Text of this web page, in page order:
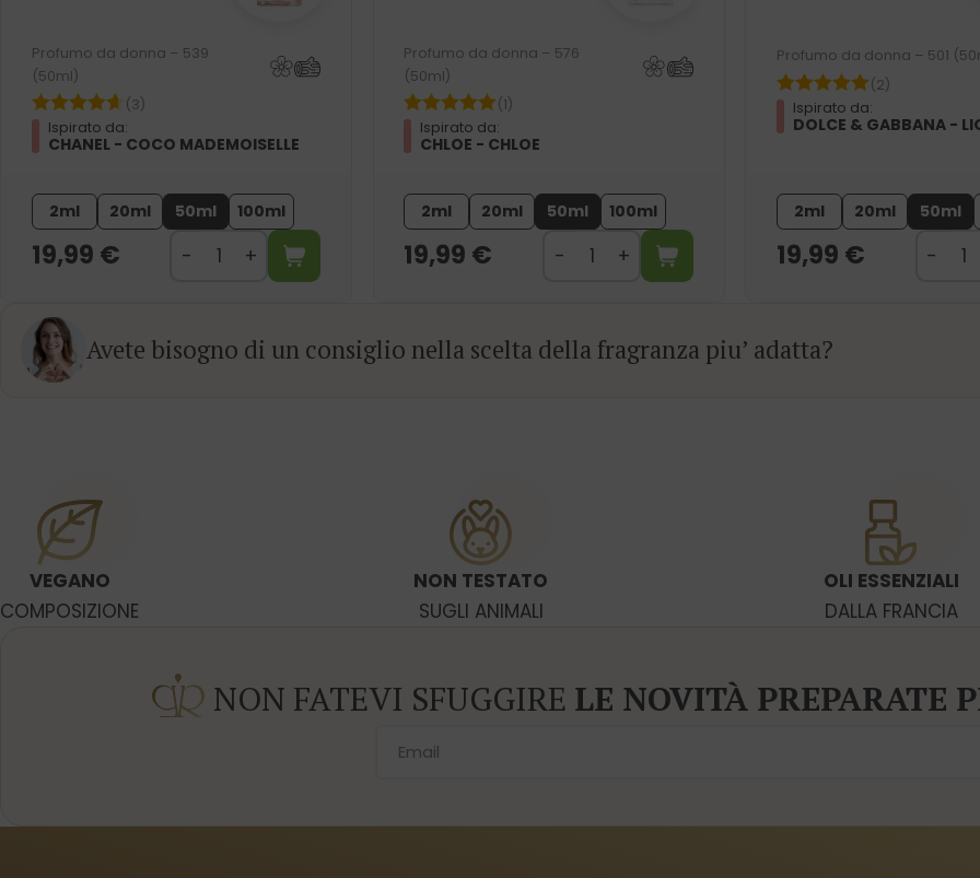
Profumo da donna – 539
(50ml)
(3)
Ispirato da:
CHANEL - COCO MADEMOISELLE
2ml 20ml 50ml 100ml
19,99 €
Profumo da donna – 576
(50ml)
(1)
Ispirato da:
CHLOE - CHLOE
2ml 20ml 50ml 100ml
19,99 €
Profumo da donna – 501
(2)
Ispirato da:
DOLCE & GABBANA -
2ml 20ml 50ml
19,99 €
Avete bisogno di un consiglio nella scelta della fragranza piu’ adatta?
VEGANO
COMPOSIZIONE
NON TESTATO
SUGLI ANIMALI
OLI ESSENZIALI
DALLA FRANCIA
NON FATEVI SFUGGIRE LE NOVITÀ PREPARATE